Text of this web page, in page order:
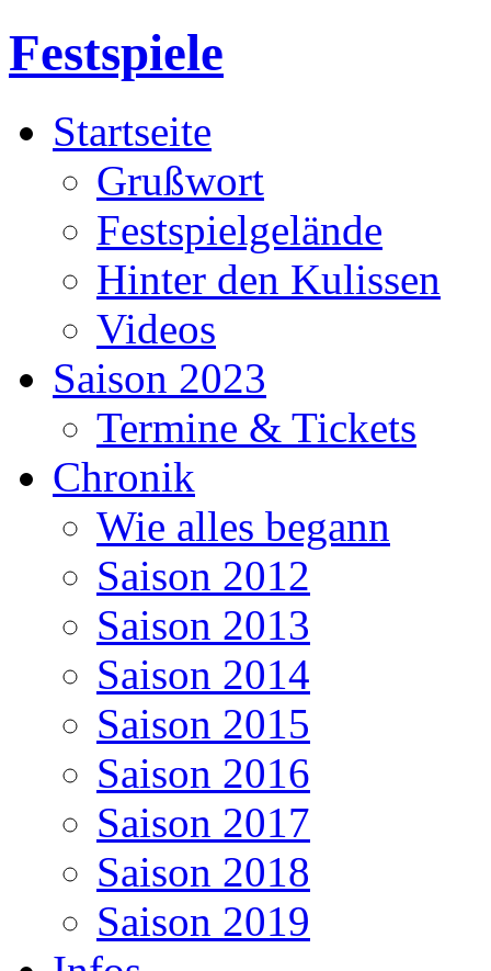
Festspiele
Startseite
Grußwort
Festspielgelände
Hinter den Kulissen
Videos
Saison 2023
Termine & Tickets
Chronik
Wie alles begann
Saison 2012
Saison 2013
Saison 2014
Saison 2015
Saison 2016
Saison 2017
Saison 2018
Saison 2019